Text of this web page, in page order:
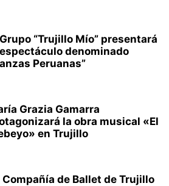
“Trujillo Mío” presentará
denominado
Peruanas”
Grazia Gamarra
la obra musical «El
en Trujillo
Compañía de Ballet de Trujillo